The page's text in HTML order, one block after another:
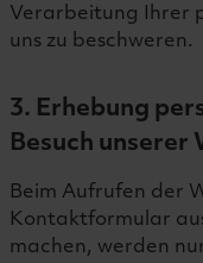
Verarbeitung Ihrer
uns zu beschweren.
3. Erhebung
Besuch unserer
Beim Aufrufen der
Kontaktformular
machen, werden